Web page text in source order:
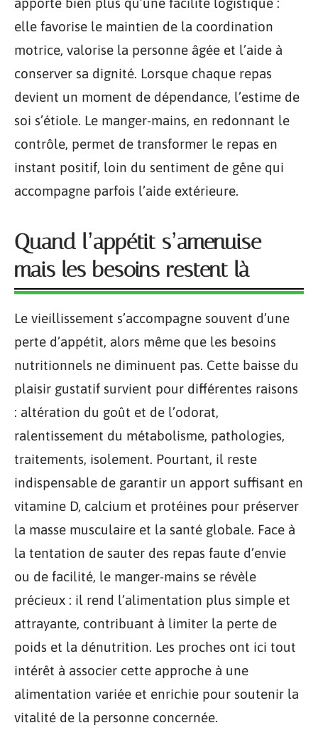
elle favorise le maintien de la coordination
motrice, valorise la personne âgée et l’aide à
conserver sa dignité. Lorsque chaque repas
devient un moment de dépendance, l’estime de
soi s’étiole. Le manger-mains, en redonnant le
contrôle, permet de transformer le repas en
instant positif, loin du sentiment de gêne qui
accompagne parfois l’aide extérieure.
Quand l’appétit s’amenuise
mais les besoins restent là
Le vieillissement s’accompagne souvent d’une
perte d’appétit, alors même que les besoins
nutritionnels ne diminuent pas. Cette baisse du
plaisir gustatif survient pour différentes raisons
: altération du goût et de l’odorat,
ralentissement du métabolisme, pathologies,
traitements, isolement. Pourtant, il reste
indispensable de garantir un apport suffisant en
vitamine D, calcium et protéines pour préserver
la masse musculaire et la santé globale. Face à
la tentation de sauter des repas faute d’envie
ou de facilité, le manger-mains se révèle
précieux : il rend l’alimentation plus simple et
attrayante, contribuant à limiter la perte de
poids et la dénutrition. Les proches ont ici tout
intérêt à associer cette approche à une
alimentation variée et enrichie pour soutenir la
vitalité de la personne concernée.